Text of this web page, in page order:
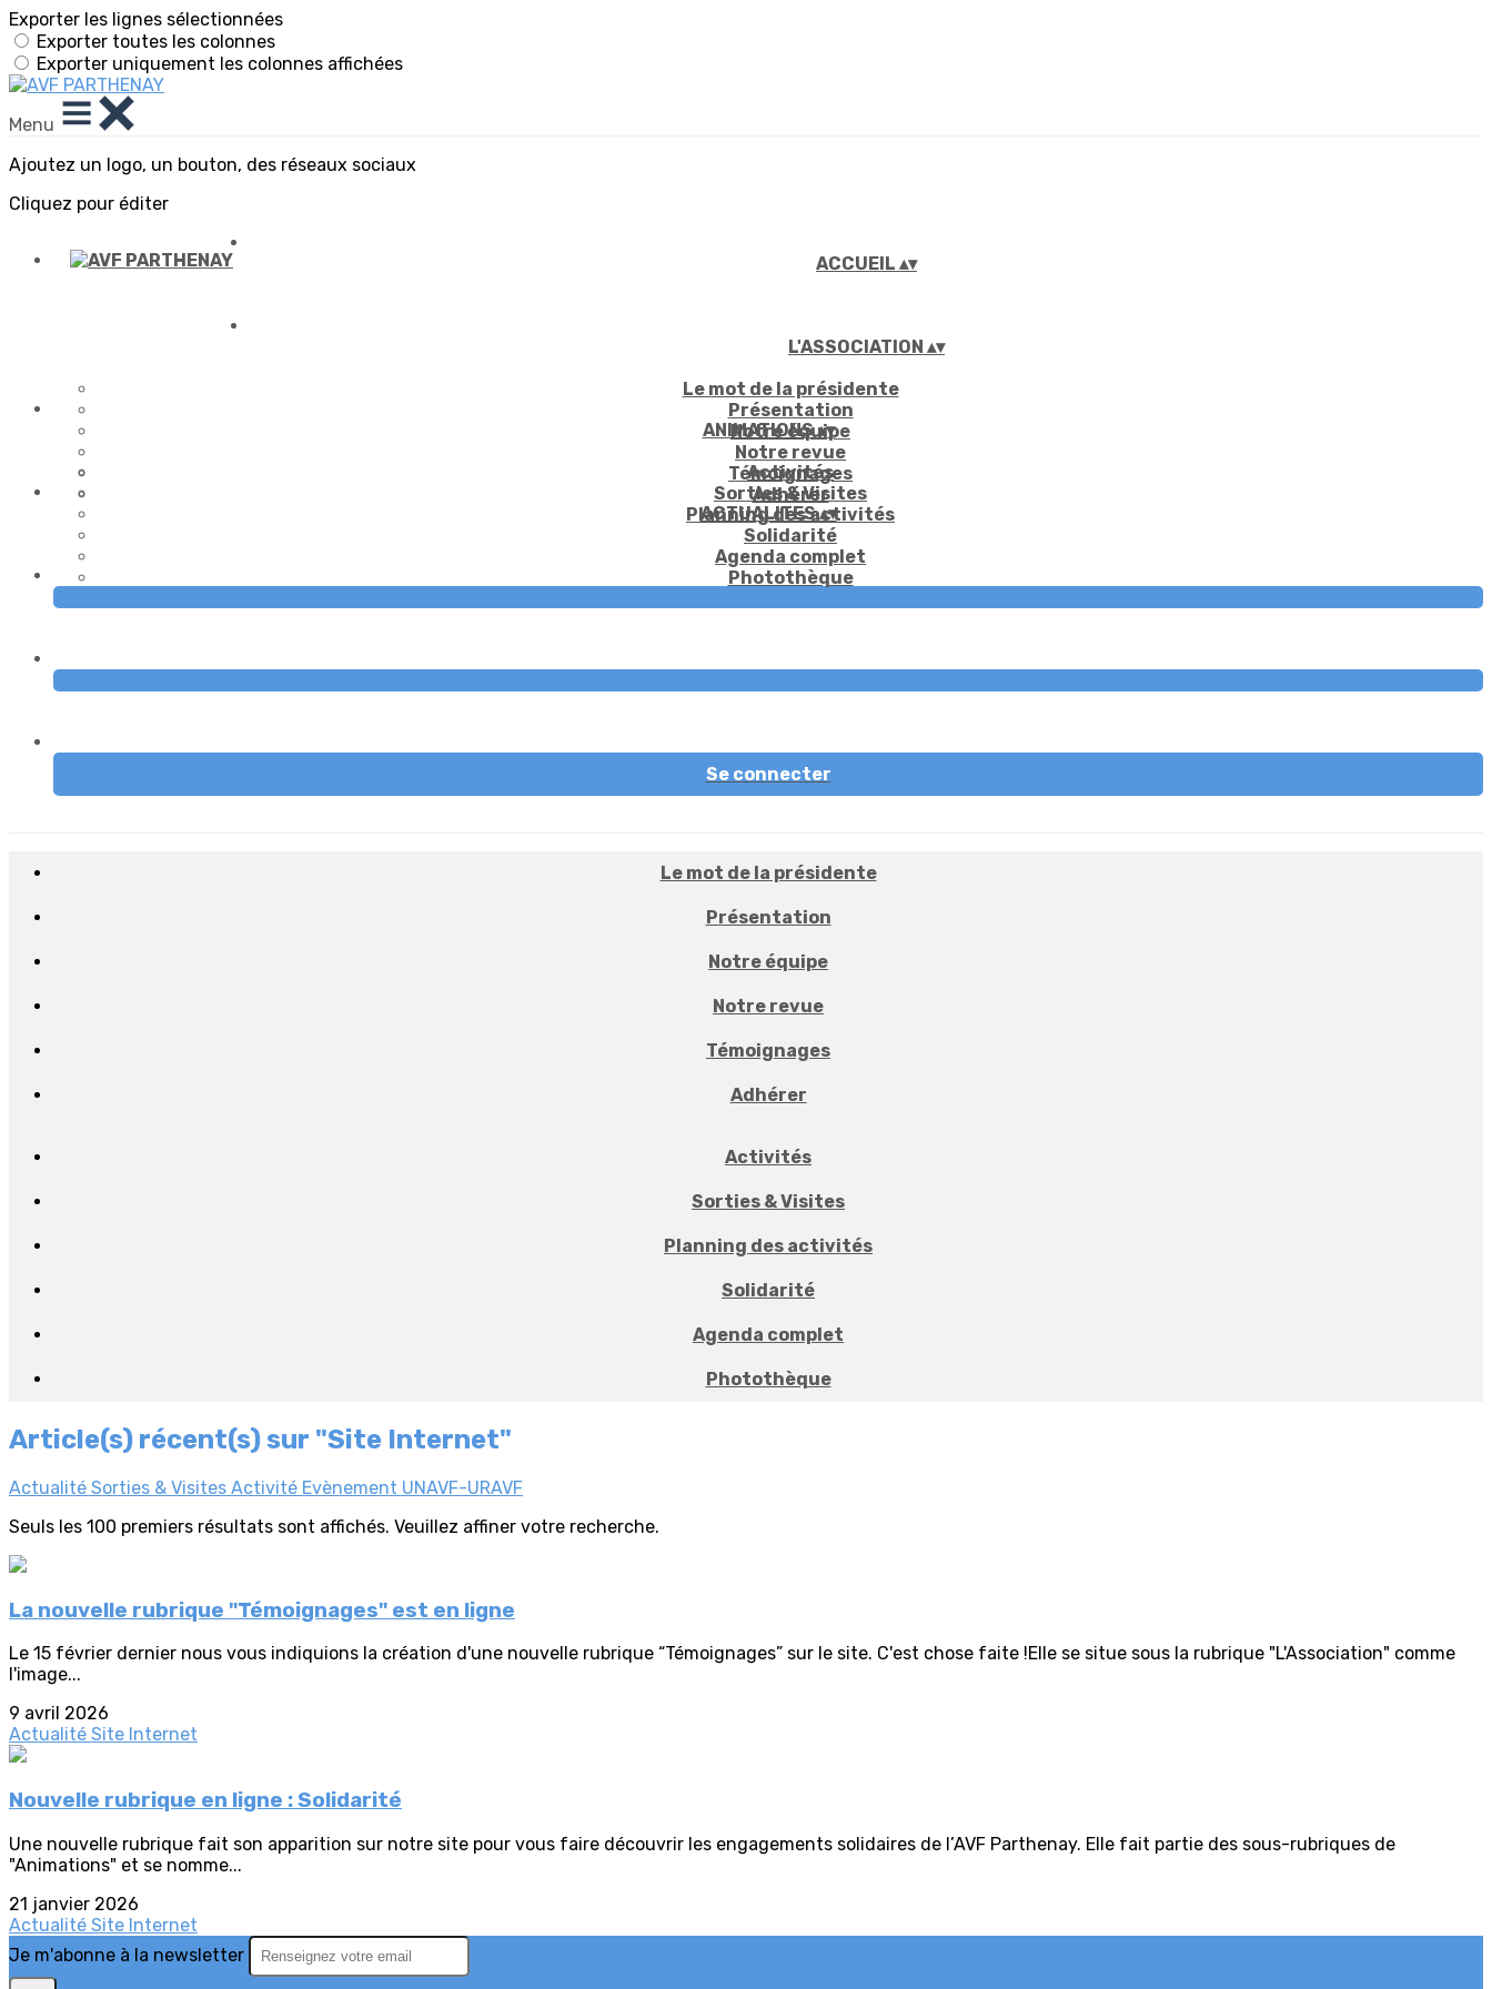
Exporter les lignes sélectionnées
Exporter toutes les colonnes
Exporter uniquement les colonnes affichées
Menu
Ajoutez un logo, un bouton, des réseaux sociaux
Cliquez pour éditer
ACCUEIL ▴▾
L'ASSOCIATION ▴▾
Le mot de la présidente
Présentation
Notre équipe
Notre revue
Témoignages
Adhérer
ANIMATIONS▴▾
Activités
Sorties & Visites
Planning des activités
Solidarité
Agenda complet
Photothèque
ACTUALITES▴▾
Se connecter
Le mot de la présidente
Présentation
Notre équipe
Notre revue
Témoignages
Adhérer
Activités
Sorties & Visites
Planning des activités
Solidarité
Agenda complet
Photothèque
Article(s) récent(s) sur "Site Internet"
Actualité Sorties & Visites Activité Evènement UNAVF-URAVF
Seuls les 100 premiers résultats sont affichés. Veuillez affiner votre recherche.
La nouvelle rubrique "Témoignages" est en ligne
Le 15 février dernier nous vous indiquions la création d'une nouvelle rubrique “Témoignages” sur le site. C'est chose faite !Elle se situe sous la rubrique "L'Association" comme
l'image...
9 avril 2026
Actualité Site Internet
Nouvelle rubrique en ligne : Solidarité
Une nouvelle rubrique fait son apparition sur notre site pour vous faire découvrir les engagements solidaires de l’AVF Parthenay. Elle fait partie des sous-rubriques de
"Animations" et se nomme...
21 janvier 2026
Actualité Site Internet
Je m'abonne à la newsletter